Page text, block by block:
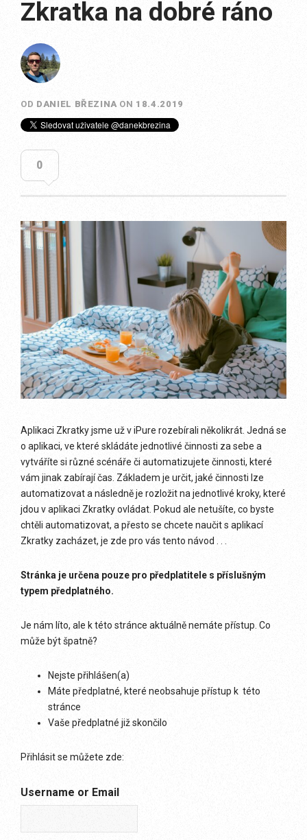
Zkratka na dobré ráno
OD DANIEL BŘEZINA ON 18.4.2019
0
Aplikaci Zkratky jsme už v iPure rozebírali několikrát. Jedná se
o aplikaci, ve které skládáte jednotlivé činnosti za sebe a
vytváříte si různé scénáře či automatizujete činnosti, které
vám jinak zabírají čas. Základem je určit, jaké činnosti lze
automatizovat a následně je rozložit na jednotlivé kroky, které
jdou v aplikaci Zkratky ovládat. Pokud ale netušíte, co byste
chtěli automatizovat, a přesto se chcete naučit s aplikací
Zkratky zacházet, je zde pro vás tento návod . . .
Stránka je určena pouze pro předplatitele s příslušným
typem předplatného.
Je nám líto, ale k této stránce aktuálně nemáte přístup. Co
může být špatně?
Nejste přihlášen(a)
Máte předplatné, které neobsahuje přístup k této
stránce
Vaše předplatné již skončilo
Přihlásit se můžete zde:
Username or Email